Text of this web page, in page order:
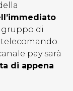
di
pay sarà
di appena